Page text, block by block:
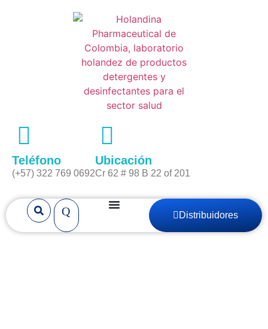
Teléfono
(+57) 322 769 0692
Ubicación
Cr 62 # 98 B 22 of 201
Distribuidores